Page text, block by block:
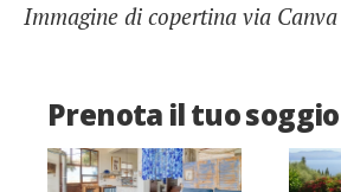
Immagine di copertina via
Prenota il tuo